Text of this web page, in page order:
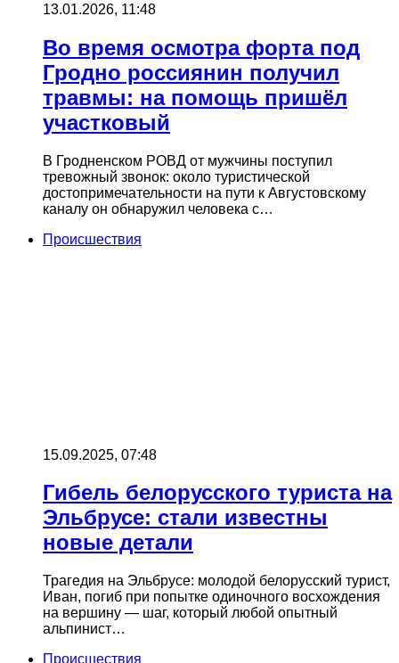
13.01.2026, 11:48
Во время осмотра форта под
Гродно россиянин получил
травмы: на помощь пришёл
участковый
В Гродненском РОВД от мужчины поступил
тревожный звонок: около туристической
достопримечательности на пути к Августовскому
каналу он обнаружил человека с…
Происшествия
15.09.2025, 07:48
Гибель белорусского туриста на
Эльбрусе: стали известны
новые детали
Трагедия на Эльбрусе: молодой белорусский турист,
Иван, погиб при попытке одиночного восхождения
на вершину — шаг, который любой опытный
альпинист…
Происшествия